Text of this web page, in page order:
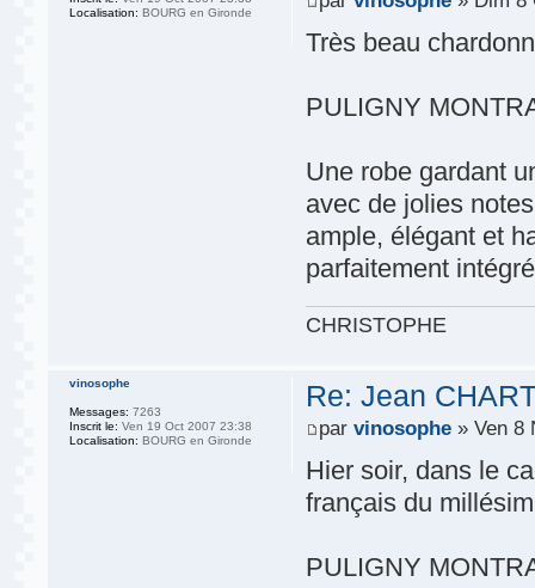
Très beau
PULIGNY
Une robe gardant
avec de jolies
ample, élégant et
parfaitement
CHRISTOPHE
Localisation: BOURG en Gironde
Re: Jean
parvinosophe » Ven 8
Hier soir, dans le
français du
PULIGNY
vinosophe
Messages: 7263
Inscrit le: Ven 19 Oct 2007 23:38
Localisation: BOURG en Gironde